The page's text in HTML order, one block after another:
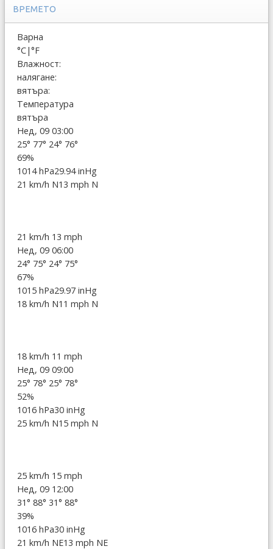
ВРЕМЕТО
Варна
°C|°F
Влажност:
налягане:
вятъра:
Температура
вятъра
Нед, 09 03:00
25° 77° 24° 76°
69%
1014 hPa29.94 inHg
21 km/h N13 mph N
21 km/h 13 mph
Нед, 09 06:00
24° 75° 24° 75°
67%
1015 hPa29.97 inHg
18 km/h N11 mph N
18 km/h 11 mph
Нед, 09 09:00
25° 78° 25° 78°
52%
1016 hPa30 inHg
25 km/h N15 mph N
25 km/h 15 mph
Нед, 09 12:00
31° 88° 31° 88°
39%
1016 hPa30 inHg
21 km/h NE13 mph NE